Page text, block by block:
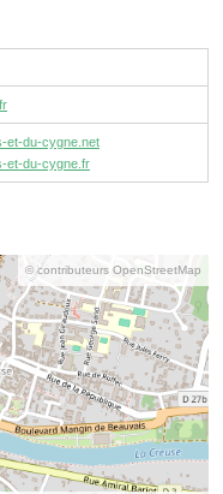
et-du-cygne.net
et-du-cygne.fr
© contributeurs OpenStreetMap